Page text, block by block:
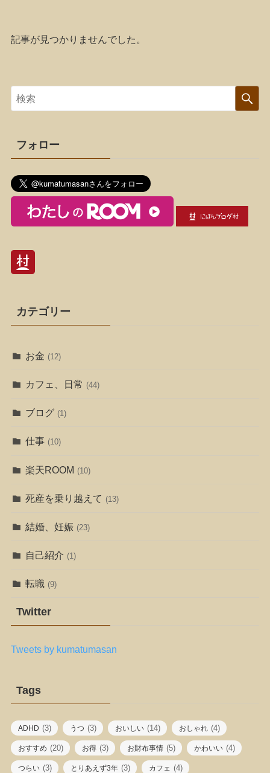
記事が見つかりませんでした。
フォロー
カテゴリー
お金 (12)
カフェ、日常 (44)
ブログ (1)
仕事 (10)
楽天ROOM (10)
死産を乗り越えて (13)
結婚、妊娠 (23)
自己紹介 (1)
転職 (9)
Twitter
Tweets by kumatumasan
Tags
ADHD (3) うつ (3) おいしい (14) おしゃれ (4)
おすすめ (20) お得 (3) お財布事情 (5) かわいい (4)
つらい (3) とりあえず3年 (3) カフェ (4)